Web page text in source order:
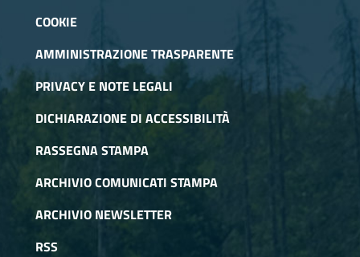
COOKIE
AMMINISTRAZIONE TRASPARENTE
PRIVACY E NOTE LEGALI
DICHIARAZIONE DI ACCESSIBILITÀ
RASSEGNA STAMPA
ARCHIVIO COMUNICATI STAMPA
ARCHIVIO NEWSLETTER
RSS